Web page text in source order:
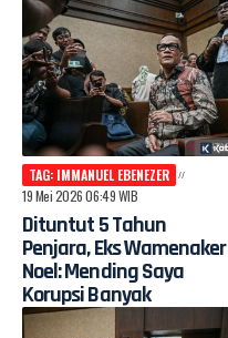
TAG: IMMANUEL EBENEZER
19 Mei 2026 06:49 WIB
Dituntut 5 Tahun
Penjara, Eks Wamenaker
Noel: Mending Saya
Korupsi Banyak